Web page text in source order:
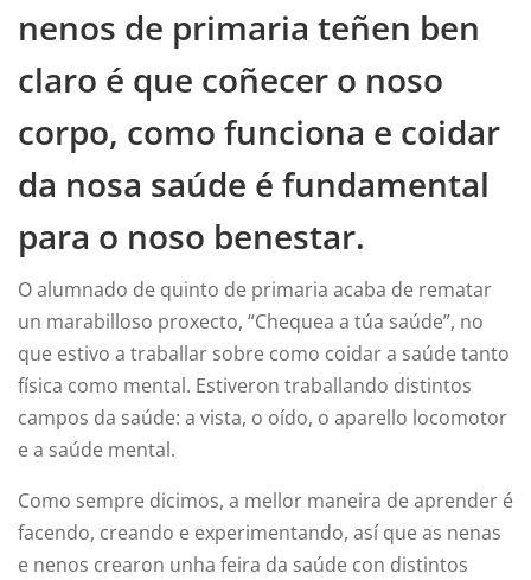
nenos de primaria teñen ben
claro é que coñecer o noso
corpo, como funciona e coidar
da nosa saúde é fundamental
para o noso benestar.
O alumnado de quinto de primaria acaba de rematar
un marabilloso proxecto, “Chequea a túa saúde”, no
que estivo a traballar sobre como coidar a saúde tanto
física como mental. Estiveron traballando distintos
campos da saúde: a vista, o oído, o aparello locomotor
e a saúde mental.
Como sempre dicimos, a mellor maneira de aprender é
facendo, creando e experimentando, así que as nenas
e nenos crearon unha feira da saúde con distintos